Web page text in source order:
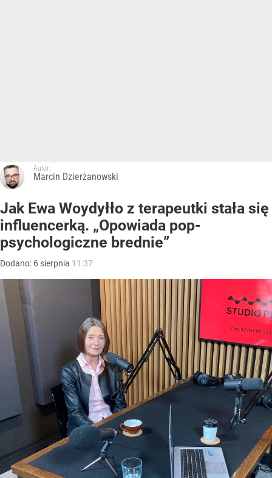
Autor:
Marcin Dzierżanowski
Jak Ewa Woydyłło z terapeutki stała się
influencerką. „Opowiada pop-
psychologiczne brednie”
Dodano: 6 sierpnia 11:37